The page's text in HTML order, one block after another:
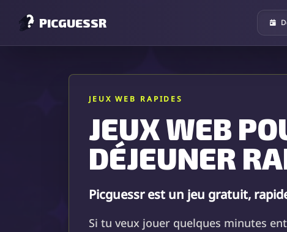
PICGUESSR
JEUX WEB RAPIDES
JEUX WEB
DÉJEUNER
Picguessr est un jeu gratuit,
Si tu veux jouer quelques minutes